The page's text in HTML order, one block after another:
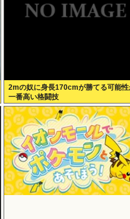
2mの奴に身長170cmが勝てる可能性
一番高い格闘技